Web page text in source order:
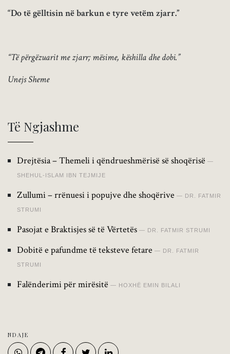
“Do të gëlltisin në barkun e tyre vetëm zjarr.”
“Të përgëzuarit me zjarr; mësime, këshilla dhe dobi.”
Unejs Sheme
Të Ngjashme
Drejtësia – Themeli i qëndrueshmërisë së shoqërisë
SHEHUL-ISLAM IBN TEJMIJE
Zullumi – rrënuesi i popujve dhe shoqërive DR. FATMIR
STRUMI
Pasojat e Braktisjes së të Vërtetës DR. FATMIR STRUMI
Dobitë e pafundme të teksteve fetare DR. FATMIR
STRUMI
Falënderimi për mirësitë HOXHË EMIN BILALI
NDAJE